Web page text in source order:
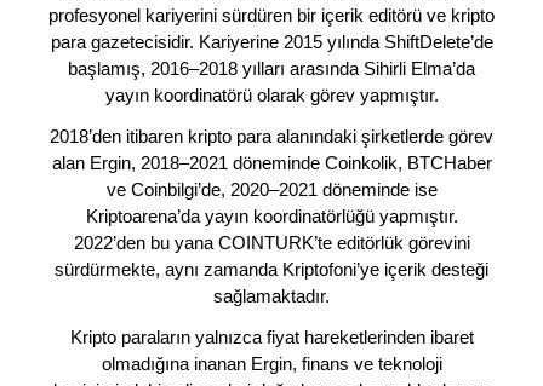
profesyonel kariyerini sürdüren bir içerik editörü ve kripto
para gazetecisidir. Kariyerine 2015 yılında ShiftDelete’de
başlamış, 2016–2018 yılları arasında Sihirli Elma’da
yayın koordinatörü olarak görev yapmıştır.
2018’den itibaren kripto para alanındaki şirketlerde görev
alan Ergin, 2018–2021 döneminde Coinkolik, BTCHaber
ve Coinbilgi’de, 2020–2021 döneminde ise
Kriptoarena’da yayın koordinatörlüğü yapmıştır.
2022’den bu yana COINTURK’te editörlük görevini
sürdürmekte, aynı zamanda Kriptofoni’ye içerik desteği
sağlamaktadır.
Kripto paraların yalnızca fiyat hareketlerinden ibaret
olmadığına inanan Ergin, finans ve teknoloji